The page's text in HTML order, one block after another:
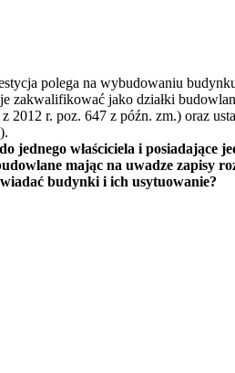
polega na wybudowaniu
zakwalifikować jako działki
r. poz. 647 z późn. zm.) oraz
jednego właściciela i posiadające
mając na uwadze zapisy
budynki i ich usytuowanie?
w nowym oknie